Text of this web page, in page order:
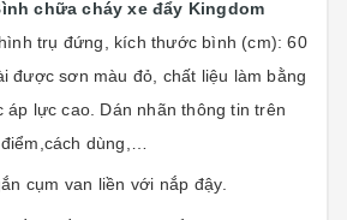
chữa cháy xe đẩy Kingdom
hình trụ đứng, kích thước bình (cm): 60
được sơn màu đỏ, chất liệu làm bằng
áp lực cao. Dán nhãn thông tin trên
dùng,…
cụm van liền với nắp đậy.